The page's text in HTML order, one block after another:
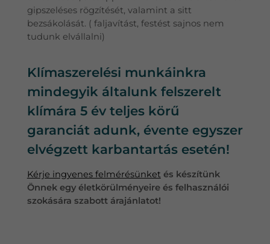
gipszeléses rögzítését, valamint a sitt
bezsákolását. ( faljavítást, festést sajnos nem
tudunk elvállalni)
Klímaszerelési munkáinkra
mindegyik általunk felszerelt
klímára 5 év teljes körű
garanciát adunk, évente egyszer
elvégzett karbantartás esetén!
Kérje ingyenes felmérésünketés készítünk
Önnek egy életkörülményeire és felhasználói
szokására szabott árajánlatot!